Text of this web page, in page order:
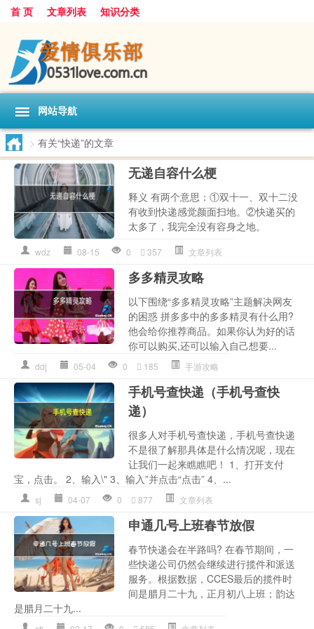
首 页 文章列表 知识分类
网站导航
> 有关“快递”的文章
无递自容什么梗
释义 有两个意思：‌‌‌‌‌‌‌‌①双十一、双十二没
有收到快递感觉颜面扫地。②快递买的
太多了，我完全没有容身之地。
wdz 08-15 0 357 文章列表
多多精灵攻略
以下围绕“多多精灵攻略”主题解决网友
的困惑 拼多多中的多多精灵有什么用?
他会给你推荐商品。如果你认为好的话
你可以购买,还可以输入自己想要...
ddj 05-04 0 185 手游攻略
手机号查快递（手机号查快
递）
很多人对手机号查快递，手机号查快递
不是很了解那具体是什么情况呢，现在
让我们一起来瞧瞧吧！ 1、打开支付
宝，点击。 2、输入\" 3、输入”并点击“点击” 4、...
sj 04-07 0 877 文章列表
申通几号上班春节放假
春节快递会在半路吗? 在春节期间，一
些快递公司仍然会继续进行揽件和派送
服务。根据数据，CCES最后的揽件时
间是腊月二十九，正月初八上班；韵达
是腊月二十九...